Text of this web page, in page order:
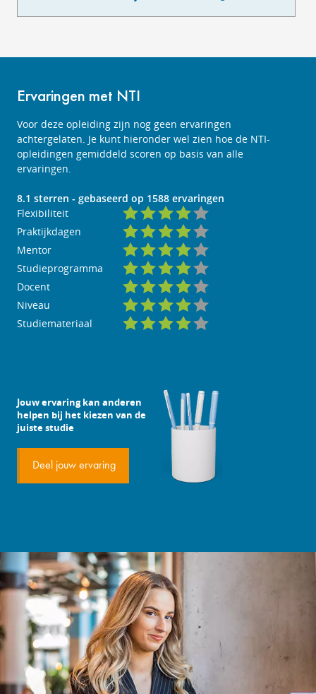
Ervaringen met NTI
Voor deze opleiding zijn nog geen ervaringen
achtergelaten. Je kunt hieronder wel zien hoe de NTI-
opleidingen gemiddeld scoren op basis van alle
ervaringen.
8.1 sterren - gebaseerd op 1588 ervaringen
Flexibiliteit
Praktijkdagen
Mentor
Studieprogramma
Docent
Niveau
Studiemateriaal
Jouw ervaring kan anderen
helpen bij het kiezen van de
juiste studie
Deel jouw ervaring